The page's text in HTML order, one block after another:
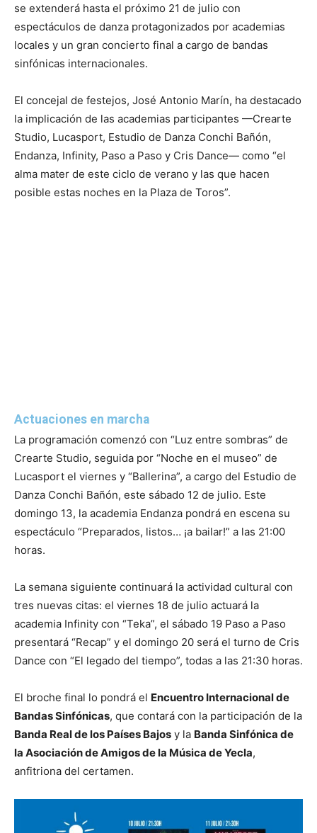
se extenderá hasta el próximo 21 de julio con
espectáculos de danza protagonizados por academias
locales y un gran concierto final a cargo de bandas
sinfónicas internacionales.
El concejal de festejos, José Antonio Marín, ha destacado
la implicación de las academias participantes —Crearte
Studio, Lucasport, Estudio de Danza Conchi Bañón,
Endanza, Infinity, Paso a Paso y Cris Dance— como “el
alma mater de este ciclo de verano y las que hacen
posible estas noches en la Plaza de Toros”.
Actuaciones en marcha
La programación comenzó con “Luz entre sombras” de
Crearte Studio, seguida por “Noche en el museo” de
Lucasport el viernes y “Ballerina”, a cargo del Estudio de
Danza Conchi Bañón, este sábado 12 de julio. Este
domingo 13, la academia Endanza pondrá en escena su
espectáculo “Preparados, listos… ¡a bailar!” a las 21:00
horas.
La semana siguiente continuará la actividad cultural con
tres nuevas citas: el viernes 18 de julio actuará la
academia Infinity con “Teka”, el sábado 19 Paso a Paso
presentará “Recap” y el domingo 20 será el turno de Cris
Dance con “El legado del tiempo”, todas a las 21:30 horas.
El broche final lo pondrá el Encuentro Internacional de
Bandas Sinfónicas, que contará con la participación de la
Banda Real de los Países Bajos y la Banda Sinfónica de
la Asociación de Amigos de la Música de Yecla,
anfitriona del certamen.